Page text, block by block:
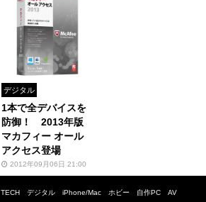
デジタル
1本で全デバイスを
防御！ 2013年版
マカフィー オール
アクセス登場
2012年09月06日 21:00
TECH デジタル iPhone/Mac ホビー 自作PC AV